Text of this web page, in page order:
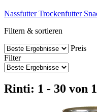
Nassfutter Trockenfutter
Filtern & sortieren
Preis
Filter
Rinti: 1 - 30 von